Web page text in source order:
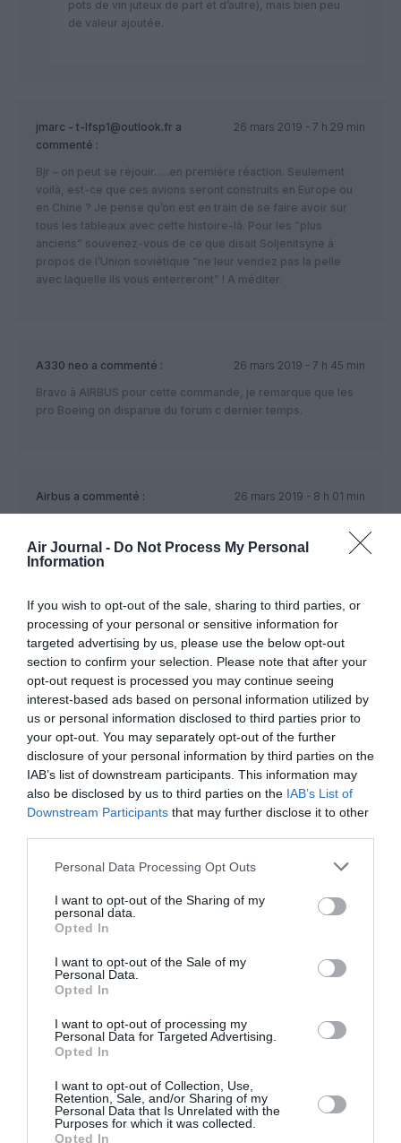
Air Journal - Do Not Process My Personal
Information
If you wish to opt-out of the sale, sharing to third parties, or
processing of your personal or sensitive information for
targeted advertising by us, please use the below opt-out
section to confirm your selection. Please note that after your
opt-out request is processed you may continue seeing
interest-based ads based on personal information utilized by
us or personal information disclosed to third parties prior to
your opt-out. You may separately opt-out of the further
disclosure of your personal information by third parties on the
IAB’s list of downstream participants. This information may
also be disclosed by us to third parties on the IAB’s List of
Downstream Participants that may further disclose it to other
Personal Data Processing Opt Outs
I want to opt-out of the Sharing of my
personal data.
Opted In
I want to opt-out of the Sale of my
Personal Data.
Opted In
I want to opt-out of processing my
Personal Data for Targeted Advertising.
Opted In
I want to opt-out of Collection, Use,
Retention, Sale, and/or Sharing of my
Personal Data that Is Unrelated with the
Purposes for which it was collected.
Opted In
pots de vin juteux de part et d’autre), mais bien peu
de valeur ajoutée.
jmarc - t-lfsp1@outlook.fr a
commenté :
26 mars 2019 - 7 h 29 min
Bjr – on peut se réjouir…..en première réaction. Seulement
voilà, est-ce que ces avions seront construits en Europe ou
en Chine ? Je pense qu’on est en train de se faire avoir sur
tous les tableaux avec cette histoire-là. Pour les “plus
anciens” souvenez-vous de ce que disait Soljenitsyne à
propos de l’Union soviétique “ne leur vendez pas la pelle
avec laquelle ils vous enterreront” ! A méditer.
A330 neo a commenté :
26 mars 2019 - 7 h 45 min
Bravo à AIRBUS pour cette commande, je remarque que les
pro Boeing on disparue du forum c dernier temps.
Airbus a commenté :
26 mars 2019 - 8 h 01 min
On s’attendait à 184 mais finalement 290 Famille A320.
Très belle commande même si on pouvait espérer bien
besoin est rapide ou pas.
Si le besoin est sur du assez court terme, contrairement à ce
qui a été dit par certaines sources, tous les avions ne seront
pas assemblés à Tianjin.
D’autant plus si dans le lot il y a des A321.
Les capacités d’assemblage à Tianjin sont assez modestes
et ne peuvent assembler 290 A320 en quelques mois ni
même en quelques années. (je crois qu’elle assemble moins
de 6 A320 par mois).
Ne suis pas inquiet pour Boeing & Chine, aura son temps fort
et ce malgré les problèmes du MAX et malgré les tensions
Chine-USA. Pour au moins 2 raisons :
* Le déficit commercial USA – Chine est important et a fait
réajustement.
Euclidea commenté :
offre ou une autre a déjà été faites à Me Merkel. Et en plus
c’est étalé sur plusieurs années.